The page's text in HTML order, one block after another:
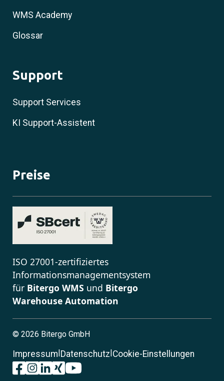
WMS Academy
Glossar
Support
Support Services
KI Support-Assistent
Preise
ISO 27001-zertifiziertes
Informationsmanagementsystem
für Bitergo WMS und Bitergo
Warehouse Automation
© 2026 Bitergo GmbH
Impressum|Datenschutz|Cookie-Einstellungen